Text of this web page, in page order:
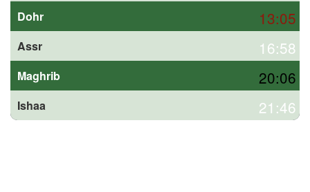
Dohr 13:05
Assr 16:58
Maghrib 20:06
Ishaa 21:46